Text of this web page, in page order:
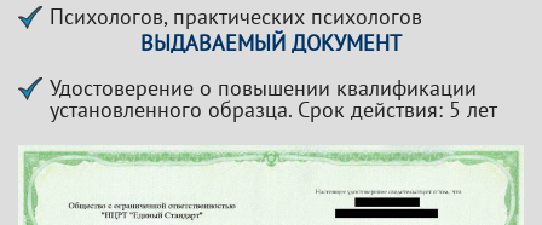
Психологов, практических психологов
ВЫДАВАЕМЫЙ ДОКУМЕНТ
Удостоверение о повышении квалификации
установленного образца. Срок действия: 5 лет